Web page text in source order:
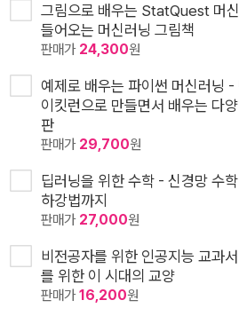
그림으로 배우는 StatQuest 머
들어오는 머신러닝 그림책
판매가 24,300원
예제로 배우는 파이썬 머신러닝
이킷런으로 만들면서 배우는 다
판
판매가 29,700원
딥러닝을 위한 수학 - 신경망 수
하강법까지
판매가 27,000원
비전공자를 위한 인공지능 교과
를 위한 이 시대의 교양
판매가16,200원